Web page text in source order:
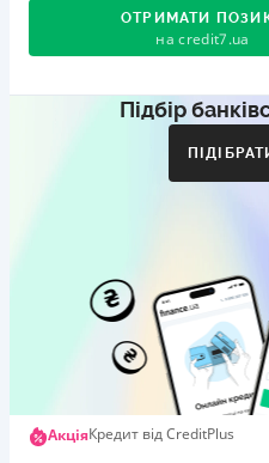
ОТРИМАТИ
на credit7.ua
Акція: «Кешбек за друга»
Коли друг реєструється
Бронзовий призер
лояльності»
Перший займ
вiд 0,01%/день до 30 000 ₴
Повторний займ
вiд 0,95%/день до 50 000 ₴
Підбір
АкціяКредит від CreditPlus